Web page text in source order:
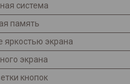
система
память
яркостью экрана
экрана
кнопок